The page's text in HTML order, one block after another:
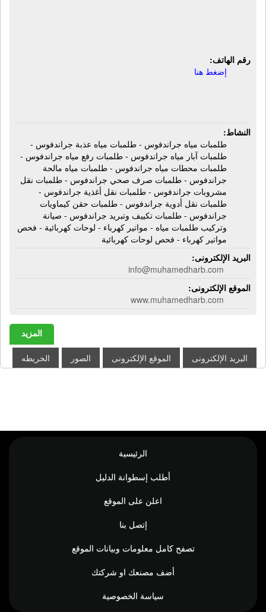
رقم الهاتف:
إضغط هنا
النشاط:
طلمبات مياه جراندفوس - طلمبات مياه عذبة جراندفوس -
طلمبات آبار مياه جراندفوس - طلمبات رفع مياه جراندفوس -
طلمبات محطات مياه جراندفوس - طلمبات مياه مالحة
جراندفوس - طلمبات صرف صحي جراندفوس - طلمبات نقل
مشروبات جراندفوس - طلمبات نقل أغذية جراندفوس -
طلمبات نقل أدوية جراندفوس - طلمبات حقن كيماويات
جراندفوس - طلمبات تكييف وتبريد جراندفوس - صيانة
وتركيب طلمبات مياه - مواتير كهرباء - لوحات كهربائية - فحص
مواتير كهرباء - فحص لوحات كهربائية
البريد الإلكترونى:
info@muhamedharb.com
الموقع الإلكترونى:
www.muhamedharb.com
المزيد
البريد الإلكترونى الموقع الإلكترونى الصور الخريطه
الرئيسية
أطلب إسطوانة الدليل
اعلن على الموقع
إتصل بنا
تصفح كامل معلومات وبيانات الموقع
أضف مصنعك او شركتك
سياسة الخصوصية